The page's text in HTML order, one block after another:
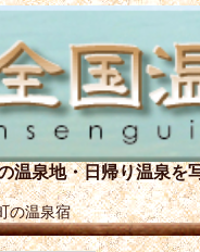
温泉地・日帰り温泉を
の温泉宿